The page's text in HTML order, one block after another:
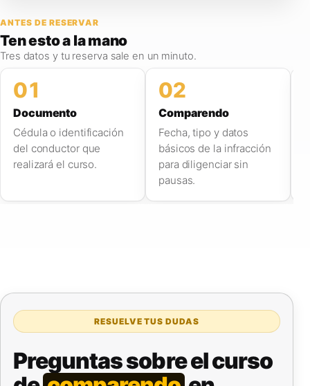
ANTES DE RESERVAR
Ten estoa la mano
Tres datos y tu reserva sale en un minuto.
01
Documento
Cédula o identificación
del conductor que
realizará el curso.
02
Comparendo
Fecha, tipo y datos
básicos de la infracción
para diligenciar sin
pausas.
RESUELVE TUS DUDAS
Preguntas sobre el curso